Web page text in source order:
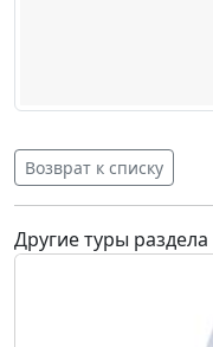
Возврат к списку
Другие туры раздела